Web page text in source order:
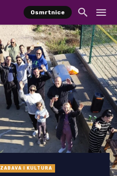
Osmrtnice
ZABAVA I KULTURA